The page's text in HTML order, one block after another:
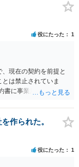
りません。しかし、建
権はあくまで地主にあ
為は、他人の所有権
違反とみなされる可
埋めずに大きめの鉢
園等への納骨を検討
役にたった 1
現在の契約を前提と
は禁止されていま
書に事業用として用い
んが、提案するのは
作られた。
役にたった 1